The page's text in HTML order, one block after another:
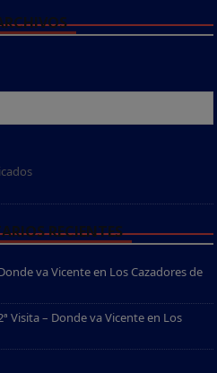
RECIENTES
va Vicenteen Los Cazadores de
Visita – Donde va Vicenteen Los